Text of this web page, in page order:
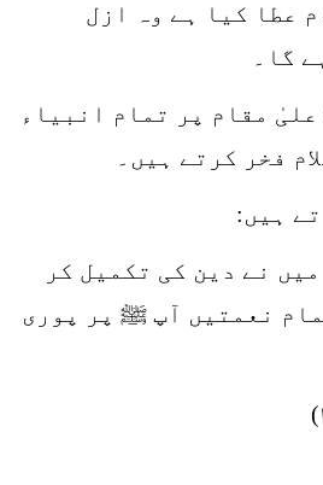
عطا کیا ہے وہ ازل
گا۔
مقام پر تمام انبیاء
فخر کرتے ہیں۔
ہیں:
نے دین کی تکمیل کر
نعمتیں آپ ﷺ پر پوری